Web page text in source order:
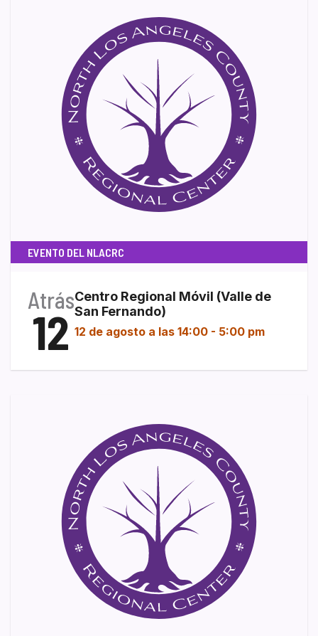
EVENTO DEL NLACRC
Atrás
12
Centro Regional Móvil (Valle de
San Fernando)
12 de agosto a las 14:00 - 5:00 pm